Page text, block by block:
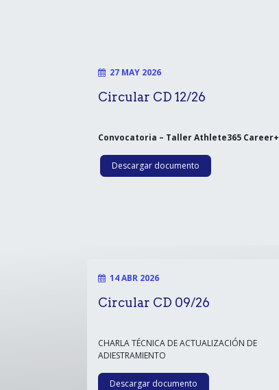
27 MAY 2026
Circular CD 12/26
Convocatoria – Taller Athlete365 Career+
Descargar documento
14 ABR 2026
Circular CD 09/26
CHARLA TÉCNICA DE ACTUALIZACIÓN DE
ADIESTRAMIENTO
Descargar documento